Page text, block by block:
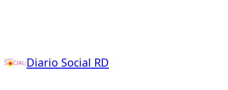
Diario Social RD